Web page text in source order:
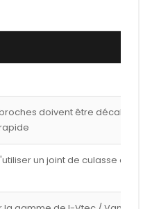
doivent être décalées de
un joint de culasse de 1,00